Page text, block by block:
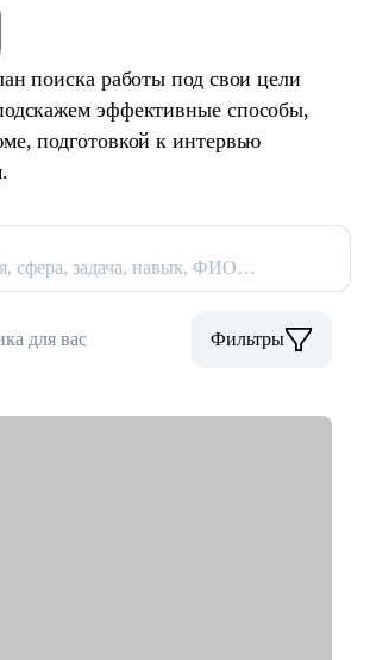
поиска работы под свои цели
эффективные способы,
подготовкой к интервью
сфера, задача, навык, ФИО…
для вас Фильтры